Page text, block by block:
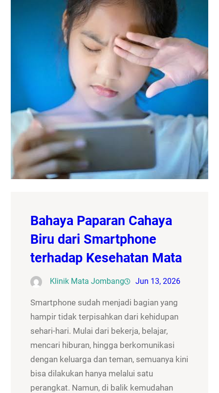
Bahaya Paparan Cahaya
Biru dari Smartphone
terhadap Kesehatan Mata
Klinik Mata Jombang Jun 13, 2026
Smartphone sudah menjadi bagian yang
hampir tidak terpisahkan dari kehidupan
sehari-hari. Mulai dari bekerja, belajar,
mencari hiburan, hingga berkomunikasi
dengan keluarga dan teman, semuanya kini
bisa dilakukan hanya melalui satu
perangkat. Namun, di balik kemudahan